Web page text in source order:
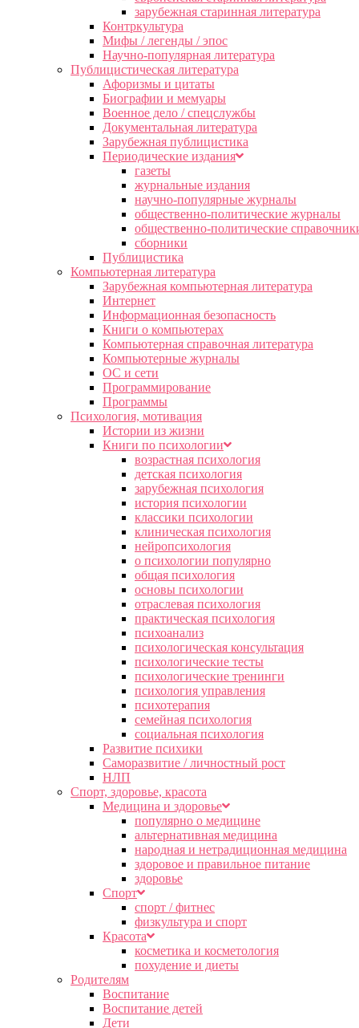
зарубежная старинная литература
Контркультура
Мифы / легенды / эпос
Научно-популярная литература
Публицистическая литература
Афоризмы и цитаты
Биографии и мемуары
Военное дело / спецслужбы
Документальная литература
Зарубежная публицистика
Периодические издания
газеты
журнальные издания
научно-популярные журналы
общественно-политические журналы
общественно-политические
сборники
Публицистика
Компьютерная литература
Зарубежная компьютерная литература
Интернет
Информационная безопасность
Книги о компьютерах
Компьютерная справочная литература
Компьютерные журналы
ОС и сети
Программирование
Программы
Психология, мотивация
Истории из жизни
Книги по психологии
возрастная психология
детская психология
зарубежная психология
история психологии
классики психологии
клиническая психология
нейропсихология
о психологии популярно
общая психология
основы психологии
отраслевая психология
практическая психология
психоанализ
психологическая консультация
психологические тесты
психологические тренинги
психология управления
психотерапия
семейная психология
социальная психология
Развитие психики
Саморазвитие / личностный рост
НЛП
Спорт, здоровье, красота
Медицина и здоровье
популярно о медицине
альтернативная медицина
народная и нетрадиционная медицина
здоровое и правильное питание
здоровье
Спорт
спорт / фитнес
физкультура и спорт
Красота
косметика и косметология
похудение и диеты
Родителям
Воспитание
Воспитание детей
Дети